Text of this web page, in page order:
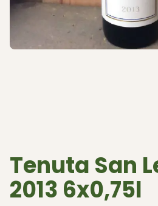
Tenuta San
2013 6x0,75l